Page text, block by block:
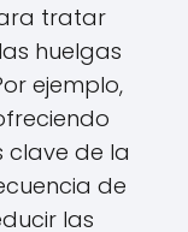
tratar
huelgas
ejemplo,
clave de la
de
las